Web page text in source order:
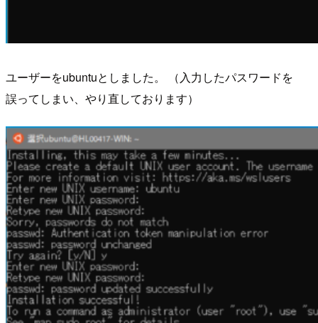
ユーザーをubuntuとしました。 （入力したパスワードを
誤ってしまい、やり直しております）